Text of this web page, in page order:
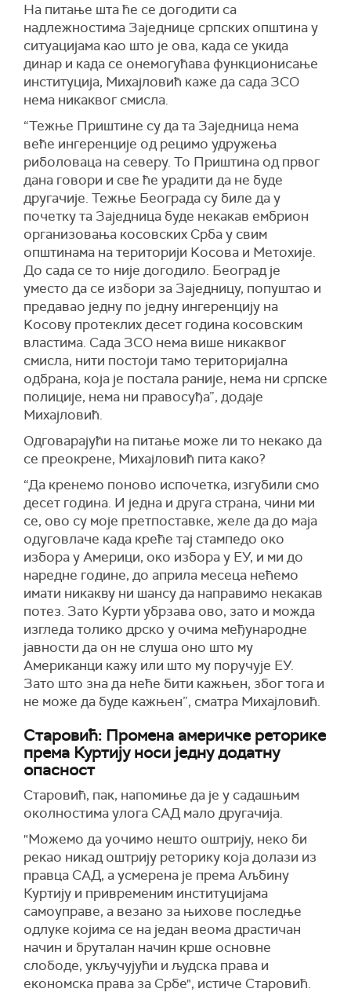
На питање шта ће се догодити са
надлежностима Заједнице српских општина у
ситуацијама као што је ова, када се укида
динар и када се онемогућава функционисање
институција, Михајловић каже да сада ЗСО
нема никаквог смисла.
“Тежње Приштине су да та Заједница нема
веће ингеренције од рецимо удружења
риболоваца на северу. То Приштина од првог
дана говори и све ће урадити да не буде
другачије. Тежње Београда су биле да у
почетку та Заједница буде некакав ембрион
организовања косовских Срба у свим
општинама на територији Kосова и Метохије.
До сада се то није догодило. Београд је
уместо да се избори за Заједницу, попуштао и
предавао једну по једну ингеренцију на
Kосову протеклих десет година косовским
властима. Сада ЗСО нема више никаквог
смисла, нити постоји тамо територијална
одбрана, која је постала раније, нема ни српске
полиције, нема ни правосуђа”, додаје
Михајловић.
Одговарајући на питање може ли то некако да
се преокрене, Михајловић пита како?
“Да кренемо поново испочетка, изгубили смо
десет година. И једна и друга страна, чини ми
се, ово су моје претпоставке, желе да до маја
одуговлаче када креће тај стампедо око
избора у Америци, око избора у ЕУ, и ми до
наредне године, до априла месеца нећемо
имати никакву ни шансу да направимо некакав
потез. Зато Kурти убрзава ово, зато и можда
изгледа толико дрско у очима међународне
јавности да он не слуша оно што му
Американци кажу или што му поручује ЕУ.
Зато што зна да неће бити кажњен, због тога и
не може да буде кажњен”, сматра Михајловић.
Старовић: Промена америчке реторике
према Куртију носи једну додатну
опасност
Старовић, пак, напомиње да је у садашњим
околностима улога САД мало другачија.
"Можемо да уочимо нешто оштрију, неко би
рекао никад оштрију реторику која долази из
правца САД, а усмерена је према Аљбину
Куртију и привременим институцијама
самоуправе, а везано за њихове последње
одлуке којима се на један веома драстичан
начин и бруталан начин крше основне
слободе, укључујући и људска права и
економска права за Србе", истиче Старовић.